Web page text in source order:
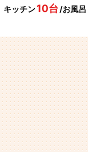
キッチン10台/お風呂